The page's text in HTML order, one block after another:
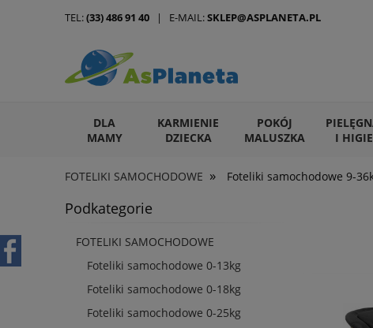
DLA
MAMY
KARMIENIE
DZIECKA
POKÓJ
MALUSZKA
I
ARTYKUŁY DLA ZWIERZĄT
FOTELIKI SAMOCHODOWE » Foteliki samochodowe 9-
TEL:(33) 486 91 40 | E-MAIL:SKLEP@ASPLANETA.PL
Podkategorie
FOTELIKI SAMOCHODOWE
Foteliki samochodowe 0-13kg
Foteliki samochodowe 0-18kg
Foteliki samochodowe 0-25kg